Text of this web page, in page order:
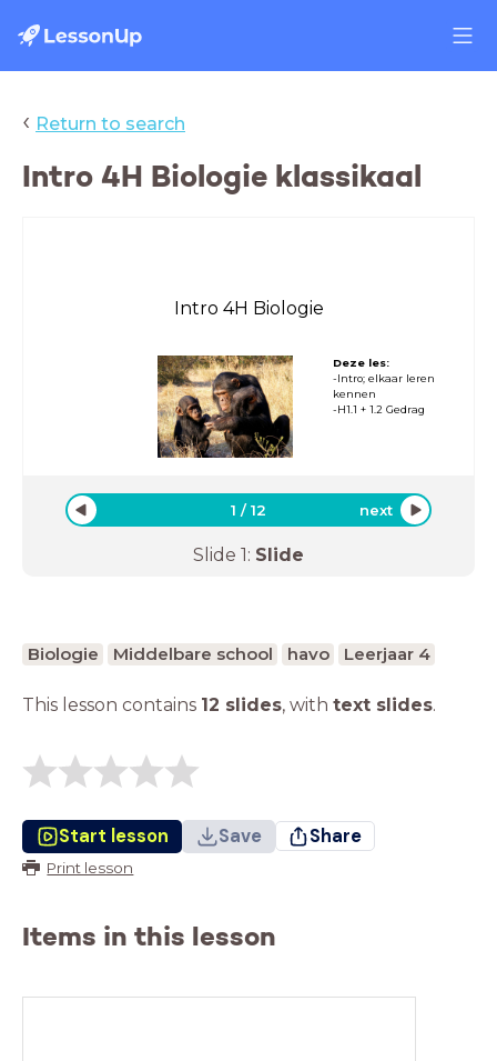
‹ Return to search
Intro 4H Biologie klassikaal
Intro 4H Biologie
Deze les:
-Intro; elkaar leren
kennen
-H1.1 + 1.2 Gedrag
1 /12 next
Slide 1: Slide
Biologie Middelbare school havo Leerjaar 4
This lesson contains 12 slides, with text slides.
Start lesson Save Share
Print lesson
Items in this lesson